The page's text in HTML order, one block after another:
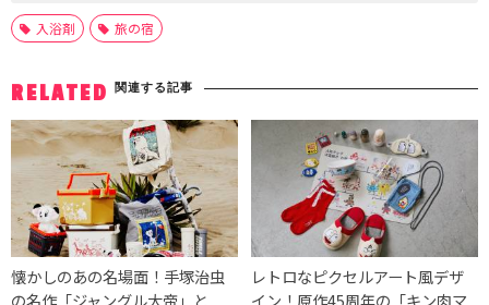
入浴剤 旅の宿
RELATED 関連する記事
懐かしのあの名場面！手塚治虫
の名作「ジャングル大帝」と
レトロなピクセルアート風デザ
イン！原作45周年の「キン肉マ